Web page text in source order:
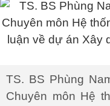
TS. BS Phùng
Chuyên môn Hệ